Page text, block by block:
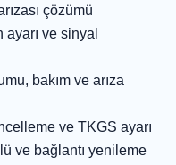
çözümü
ve sinyal
bakım ve arıza
ve TKGS ayarı
ve bağlantı yenileme